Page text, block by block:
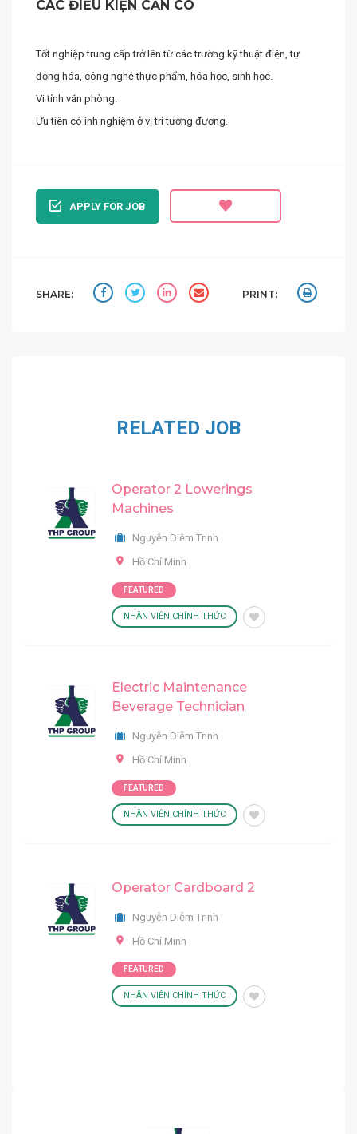
CÁC ĐIỀU KIỆN CẦN CÓ
Tốt nghiệp trung cấp trở lên từ các trường kỹ thuật điện, tự
động hóa, công nghệ thực phẩm, hóa học, sinh học.
Vi tính văn phòng.
Ưu tiên có inh nghiệm ở vị trí tương đương.
APPLY FOR JOB
SHARE: PRINT:
RELATED JOB
Operator 2 Lowerings
Machines
Nguyễn Diễm Trinh
Hồ Chí Minh
FEATURED
NHÂN VIÊN CHÍNH THỨC
Electric Maintenance
Beverage Technician
Nguyễn Diễm Trinh
Hồ Chí Minh
FEATURED
NHÂN VIÊN CHÍNH THỨC
Operator Cardboard 2
Nguyễn Diễm Trinh
Hồ Chí Minh
FEATURED
NHÂN VIÊN CHÍNH THỨC